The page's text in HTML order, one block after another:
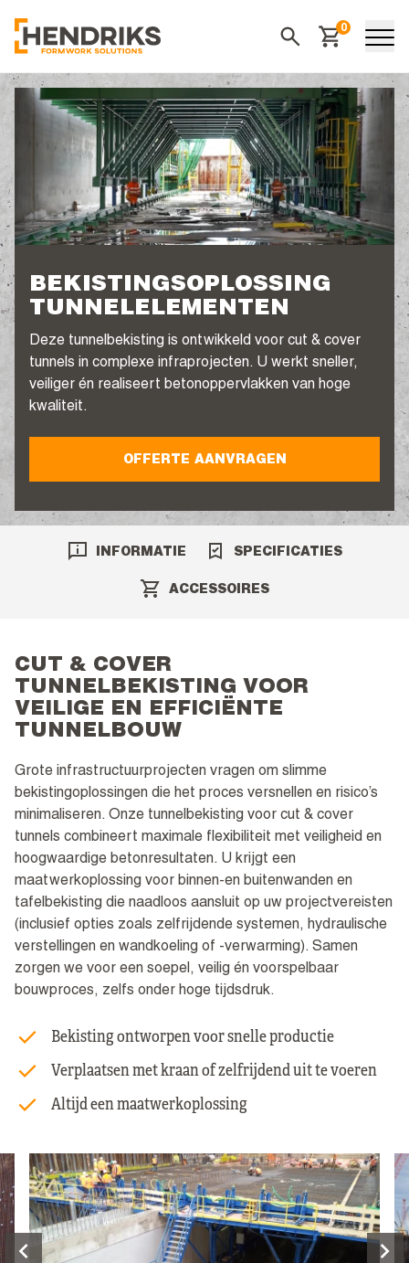
0
Winkelwagen
BEKISTINGS­OPLOSSING
TUNNELELEMENTEN
Deze tunnelbekisting is ontwikkeld voor cut & cover
tunnels in complexe infraprojecten. U werkt sneller,
veiliger én realiseert betonoppervlakken van hoge
kwaliteit.
OFFERTE AANVRAGEN
INFORMATIE SPECIFICATIES
ACCESSOIRES
CUT & COVER
TUNNELBEKISTING VOOR
VEILIGE EN EFFICIËNTE
TUNNELBOUW
Grote infrastructuurprojecten vragen om slimme
bekistingoplossingen die het proces versnellen en risico’s
minimaliseren. Onze tunnelbekisting voor cut & cover
tunnels combineert maximale flexibiliteit met veiligheid en
hoogwaardige betonresultaten. U krijgt een
maatwerkoplossing voor binnen-en buitenwanden en
tafelbekisting die naadloos aansluit op uw projectvereisten
(inclusief opties zoals zelfrijdende systemen, hydraulische
verstellingen en wandkoeling of -verwarming). Samen
zorgen we voor een soepel, veilig én voorspelbaar
bouwproces, zelfs onder hoge tijdsdruk.
Bekisting ontworpen voor snelle productie
Verplaatsen met kraan of zelfrijdend uit te voeren
Altijd een maatwerkoplossing